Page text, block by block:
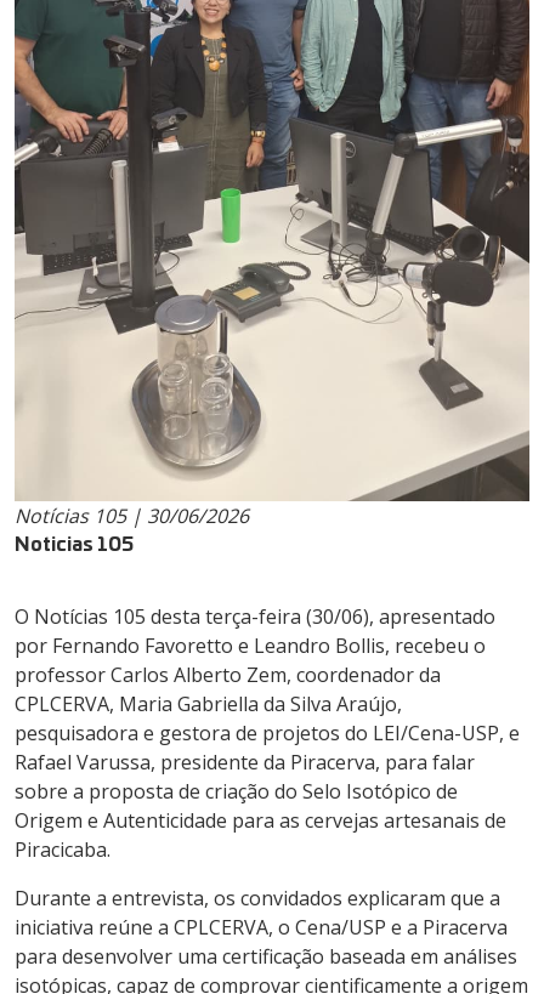
Notícias 105 | 30/06/2026
Noticias 105
O Notícias 105 desta terça-feira (30/06), apresentado
por Fernando Favoretto e Leandro Bollis, recebeu o
professor Carlos Alberto Zem, coordenador da
CPLCERVA, Maria Gabriella da Silva Araújo,
pesquisadora e gestora de projetos do LEI/Cena-USP, e
Rafael Varussa, presidente da Piracerva, para falar
sobre a proposta de criação do Selo Isotópico de
Origem e Autenticidade para as cervejas artesanais de
Piracicaba.
Durante a entrevista, os convidados explicaram que a
iniciativa reúne a CPLCERVA, o Cena/USP e a Piracerva
para desenvolver uma certificação baseada em análises
isotópicas, capaz de comprovar cientificamente a origem